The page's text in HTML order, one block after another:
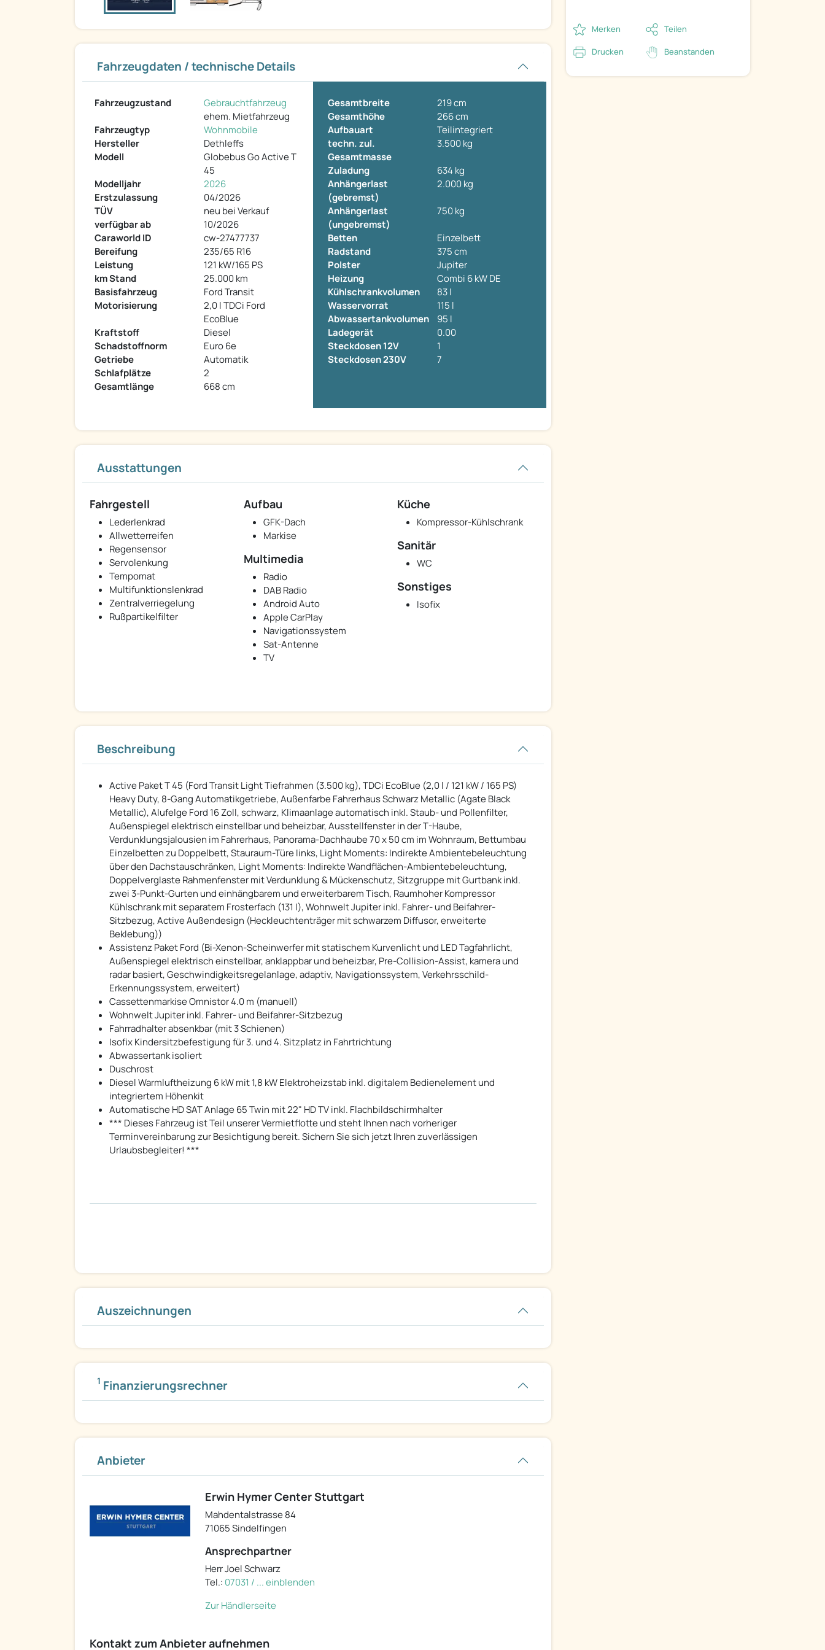
Fahrzeugdaten / technische Details
Fahrzeugzustand
Gebrauchtfahrzeug
ehem. Mietfahrzeug
Fahrzeugtyp
Wohnmobile
Hersteller
Dethleffs
Modell
Globebus Go Active T
45
Modelljahr
2026
Erstzulassung
04/2026
TÜV
neu bei Verkauf
verfügbar ab
10/2026
Caraworld ID
cw-27477737
Bereifung
235/65 R16
Leistung
121 kW/165 PS
km Stand
25.000 km
Basisfahrzeug
Ford Transit
Motorisierung
2,0 l TDCi Ford
EcoBlue
Kraftstoff
Diesel
Schadstoffnorm
Euro 6e
Getriebe
Automatik
Schlafplätze
2
Gesamtlänge
668 cm
Gesamtbreite
219 cm
Gesamthöhe
266 cm
Aufbauart
Teilintegriert
techn. zul.
Gesamtmasse
3.500 kg
Zuladung
634 kg
Anhängerlast
(gebremst)
2.000 kg
Anhängerlast
(ungebremst)
750 kg
Betten
Einzelbett
Radstand
375 cm
Polster
Jupiter
Heizung
Combi 6 kW DE
Kühlschrankvolumen
83 l
Wasservorrat
115 l
Abwassertankvolumen
95 l
Ladegerät
0.00
Steckdosen 12V
1
Steckdosen 230V
7
Ausstattungen
Fahrgestell
Lederlenkrad
Allwetterreifen
Regensensor
Servolenkung
Tempomat
Multifunktionslenkrad
Zentralverriegelung
Rußpartikelfilter
Aufbau
GFK-Dach
Markise
Küche
Kompressor-Kühlschrank
Sanitär
WC
Multimedia
Radio
DAB Radio
Android Auto
Apple CarPlay
Navigationssystem
Sat-Antenne
TV
Sonstiges
Isofix
Beschreibung
Active Paket T 45 (Ford Transit Light Tiefrahmen (3.500 kg), TDCi EcoBlue (2,0 l / 121 kW / 165 PS)
Heavy Duty, 8-Gang Automatikgetriebe, Außenfarbe Fahrerhaus Schwarz Metallic (Agate Black
Metallic), Alufelge Ford 16 Zoll, schwarz, Klimaanlage automatisch inkl. Staub- und Pollenfilter,
Außenspiegel elektrisch einstellbar und beheizbar, Ausstellfenster in der T-Haube,
Verdunklungsjalousien im Fahrerhaus, Panorama-Dachhaube 70 x 50 cm im Wohnraum, Bettumbau
Einzelbetten zu Doppelbett, Stauraum-Türe links, Light Moments: Indirekte Ambientebeleuchtung
über den Dachstauschränken, Light Moments: Indirekte Wandflächen-Ambientebeleuchtung,
Doppelverglaste Rahmenfenster mit Verdunklung & Mückenschutz, Sitzgruppe mit Gurtbank inkl.
zwei 3-Punkt-Gurten und einhängbarem und erweiterbarem Tisch, Raumhoher Kompressor
Kühlschrank mit separatem Frosterfach (131 l), Wohnwelt Jupiter inkl. Fahrer- und Beifahrer-
Sitzbezug, Active Außendesign (Heckleuchtenträger mit schwarzem Diffusor, erweiterte
Beklebung))
Assistenz Paket Ford (Bi-Xenon-Scheinwerfer mit statischem Kurvenlicht und LED Tagfahrlicht,
Außenspiegel elektrisch einstellbar, anklappbar und beheizbar, Pre-Collision-Assist, kamera und
radar basiert, Geschwindigkeitsregelanlage, adaptiv, Navigationssystem, Verkehrsschild-
Erkennungssystem, erweitert)
Cassettenmarkise Omnistor 4.0 m (manuell)
Wohnwelt Jupiter inkl. Fahrer- und Beifahrer-Sitzbezug
Fahrradhalter absenkbar (mit 3 Schienen)
Isofix Kindersitzbefestigung für 3. und 4. Sitzplatz in Fahrtrichtung
Abwassertank isoliert
Duschrost
Diesel Warmluftheizung 6 kW mit 1,8 kW Elektroheizstab inkl. digitalem Bedienelement und
integriertem Höhenkit
Automatische HD SAT Anlage 65 Twin mit 22" HD TV inkl. Flachbildschirmhalter
*** Dieses Fahrzeug ist Teil unserer Vermietflotte und steht Ihnen nach vorheriger
Terminvereinbarung zur Besichtigung bereit. Sichern Sie sich jetzt Ihren zuverlässigen
Urlaubsbegleiter! ***
Auszeichnungen
1 Finanzierungsrechner
Anbieter
Erwin Hymer Center Stuttgart
Mahdentalstrasse 84
71065 Sindelfingen
Ansprechpartner
Herr Joel Schwarz
Tel.: 07031 / ... einblenden
Zur Händlerseite
Kontakt zum Anbieter aufnehmen
Merken Teilen
Drucken Beanstanden